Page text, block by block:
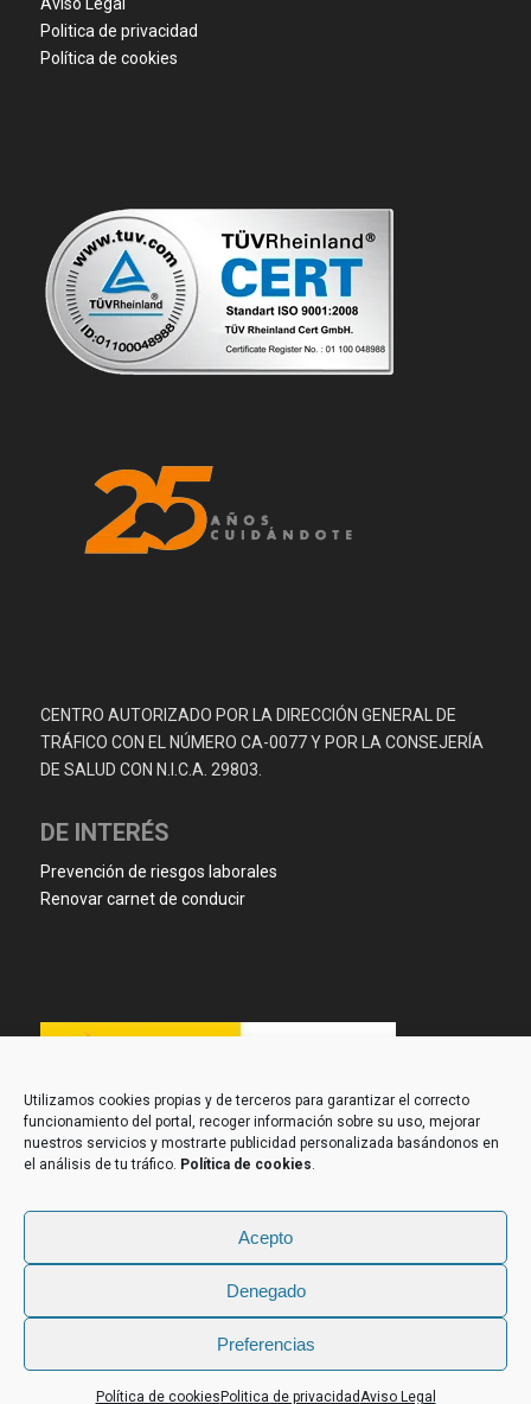
Utilizamos cookies propias y de terceros para garantizar el correcto
funcionamiento del portal, recoger información sobre su uso, mejorar
nuestros servicios y mostrarte publicidad personalizada basándonos en
el análisis de tu tráfico. Política de cookies.
Acepto
Denegado
Preferencias
Política de cookies Politica de privacidadAviso Legal
Politica de privacidad
Política de cookies
CENTRO AUTORIZADO POR LA DIRECCIÓN GENERAL DE
TRÁFICO CON EL NÚMERO CA-0077 Y POR LA CONSEJERÍA
DE SALUD CON N.I.C.A. 29803.
DE INTERÉS
Prevención de riesgos laborales
Renovar carnet de conducir
Diseño Web: Proseo
Contacta con nosotros